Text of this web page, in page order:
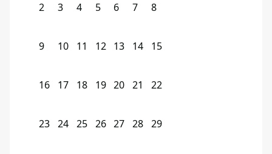
2 3 4 5 6 7 8
9 10 11 12 13 14 15
16 17 18 19 20 21 22
23 24 25 26 27 28 29